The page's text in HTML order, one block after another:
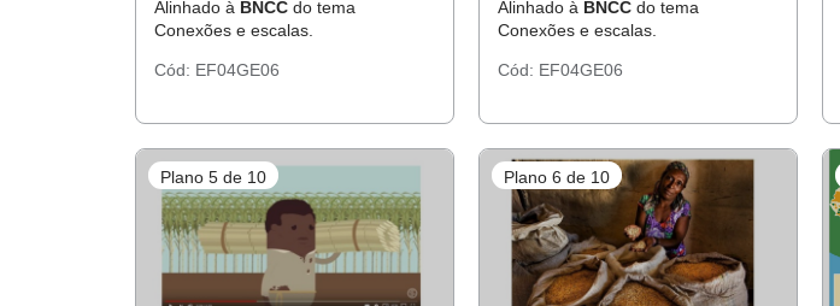
Alinhado à BNCC do tema
Conexões e escalas.
Cód: EF04GE06
Alinhado à BNCC do tema
Conexões e escalas.
Cód: EF04GE06
Plano 5 de 10 Plano 6 de 10